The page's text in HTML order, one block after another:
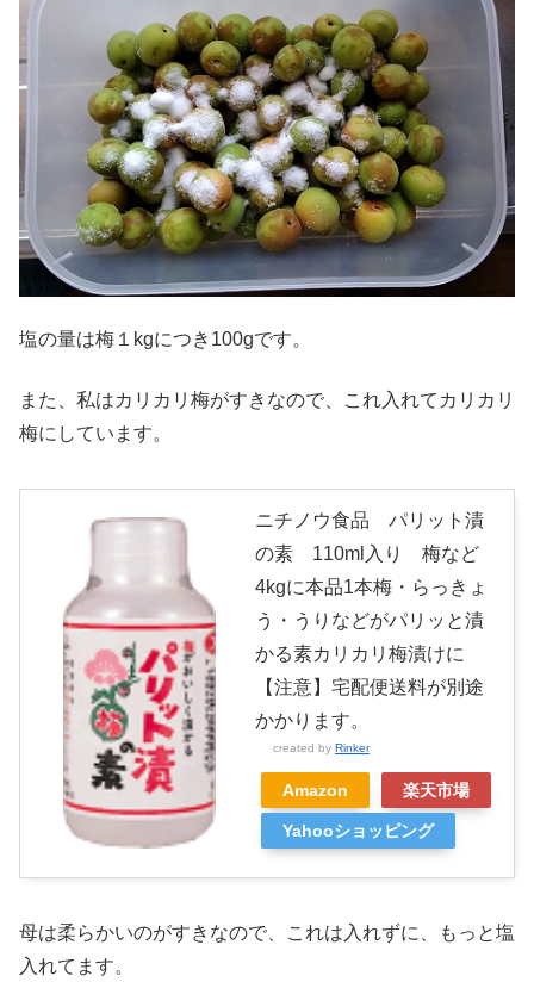
塩の量は梅１kgにつき100gです。
また、私はカリカリ梅がすきなので、これ入れてカリカリ
梅にしています。
ニチノウ食品 パリット漬
の素 110ml入り 梅など
4kgに本品1本梅・らっきょ
う・うりなどがパリッと漬
かる素カリカリ梅漬けに
【注意】宅配便送料が別途
かかります。
created by Rinker
Amazon 楽天市場
Yahooショッピング
母は柔らかいのがすきなので、これは入れずに、もっと塩
入れてます。